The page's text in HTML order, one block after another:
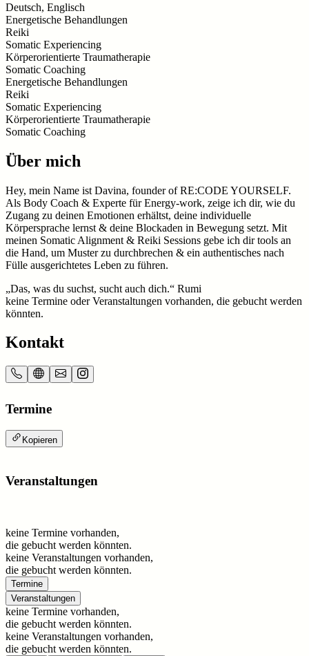
Deutsch, Englisch
Energetische Behandlungen
Reiki
Somatic Experiencing
Körperorientierte Traumatherapie
Somatic Coaching
Energetische Behandlungen
Reiki
Somatic Experiencing
Körperorientierte Traumatherapie
Somatic Coaching
Über mich
Hey, mein Name ist Davina, founder of RE:CODE YOURSELF.
Als Body Coach & Experte für Energy-work, zeige ich dir, wie du
Zugang zu deinen Emotionen erhältst, deine individuelle
Körpersprache lernst & deine Blockaden in Bewegung setzt. Mit
meinen Somatic Alignment & Reiki Sessions gebe ich dir tools an
die Hand, um Muster zu durchbrechen & ein authentisches nach
Fülle ausgerichtetes Leben zu führen.
„Das, was du suchst, sucht auch dich.“ Rumi
keine Termine oder Veranstaltungen vorhanden, die gebucht werden
könnten.
Kontakt
Termine
Kopieren
Veranstaltungen
keine Termine vorhanden,
die gebucht werden könnten.
keine Veranstaltungen vorhanden,
die gebucht werden könnten.
Termine
Veranstaltungen
keine Termine vorhanden,
die gebucht werden könnten.
keine Veranstaltungen vorhanden,
die gebucht werden könnten.